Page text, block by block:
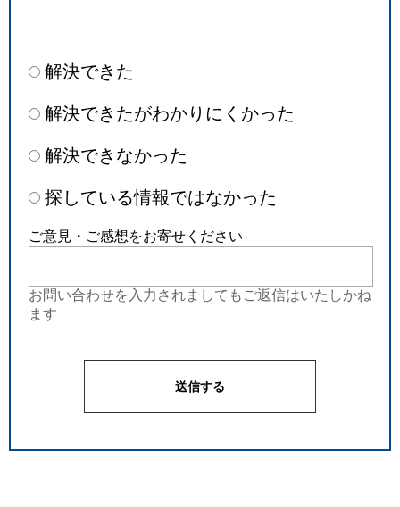
解決できた
解決できたがわかりにくかった
解決できなかった
探している情報ではなかった
ご意見・ご感想をお寄せください
お問い合わせを入力されましてもご返信はいたしかね
ます